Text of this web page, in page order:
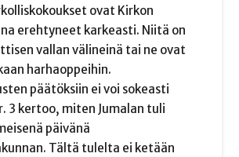
ovat Kirkon
erehtyneet karkeasti. Niitä on
vallan välineinä tai ne ovat
harhaoppeihin.
päätöksiin ei voi sokeasti
3 kertoo, miten Jumalan tuli
päivänä
Tältä tulelta ei ketään